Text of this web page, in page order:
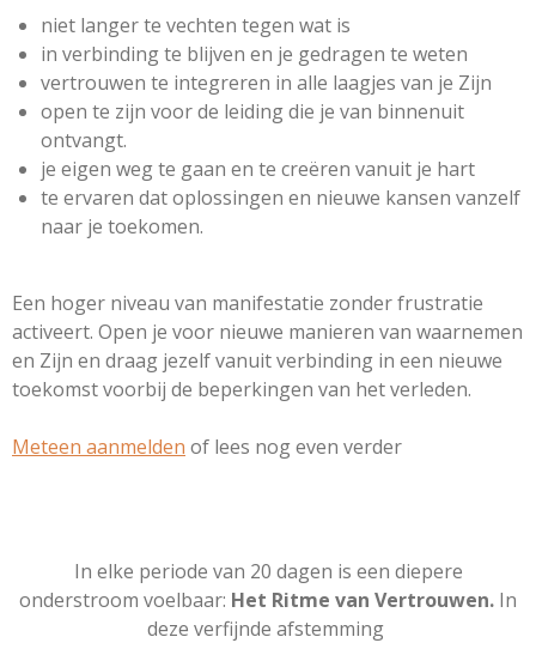
niet langer te vechten tegen wat is
in verbinding te blijven en je gedragen te weten
vertrouwen te integreren in alle laagjes van je Zijn
open te zijn voor de leiding die je van binnenuit
ontvangt.
je eigen weg te gaan en te creëren vanuit je hart
te ervaren dat oplossingen en nieuwe kansen vanzelf
naar je toekomen.
Een hoger niveau van manifestatie zonder frustratie
activeert. Open je voor nieuwe manieren van waarnemen
en Zijn en draag jezelf vanuit verbinding in een nieuwe
toekomst voorbij de beperkingen van het verleden.
Meteen aanmelden of lees nog even verder
In elke periode van 20 dagen is een diepere
onderstroom voelbaar: Het Ritme van Vertrouwen. In
deze verfijnde afstemming